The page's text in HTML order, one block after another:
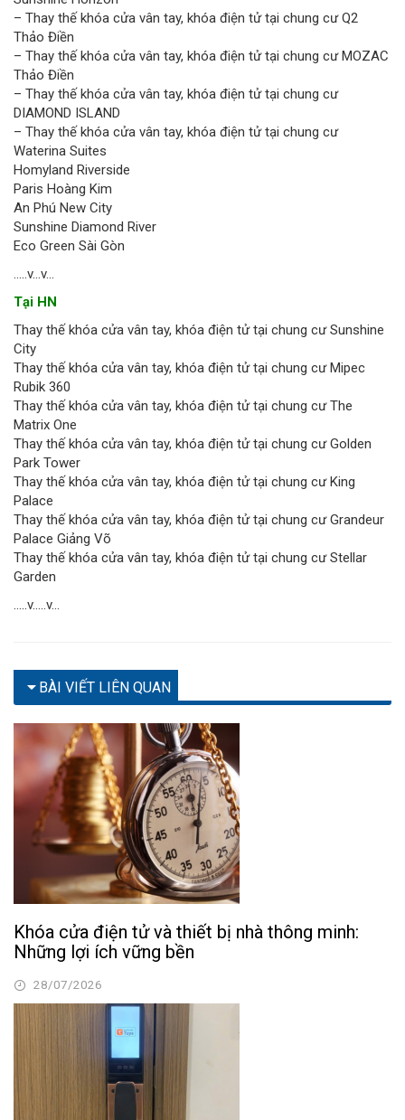
– Thay thế khóa cửa vân tay, khóa điện tử tại chung cư Q2
Thảo Điền
– Thay thế khóa cửa vân tay, khóa điện tử tại chung cư MOZAC
Thảo Điền
– Thay thế khóa cửa vân tay, khóa điện tử tại chung cư
DIAMOND ISLAND
– Thay thế khóa cửa vân tay, khóa điện tử tại chung cư
Waterina Suites
Homyland Riverside
Paris Hoàng Kim
An Phú New City
Sunshine Diamond River
Eco Green Sài Gòn
…..v…v…
Tại HN
Thay thế khóa cửa vân tay, khóa điện tử tại chung cư Sunshine
City
Thay thế khóa cửa vân tay, khóa điện tử tại chung cư Mipec
Rubik 360
Thay thế khóa cửa vân tay, khóa điện tử tại chung cư The
Matrix One
Thay thế khóa cửa vân tay, khóa điện tử tại chung cư Golden
Park Tower
Thay thế khóa cửa vân tay, khóa điện tử tại chung cư King
Palace
Thay thế khóa cửa vân tay, khóa điện tử tại chung cư Grandeur
Palace Giảng Võ
Thay thế khóa cửa vân tay, khóa điện tử tại chung cư Stellar
Garden
…..v…..v…
BÀI VIẾT LIÊN QUAN
Khóa cửa điện tử và thiết bị nhà thông minh:
Những lợi ích vững bền
28/07/2026